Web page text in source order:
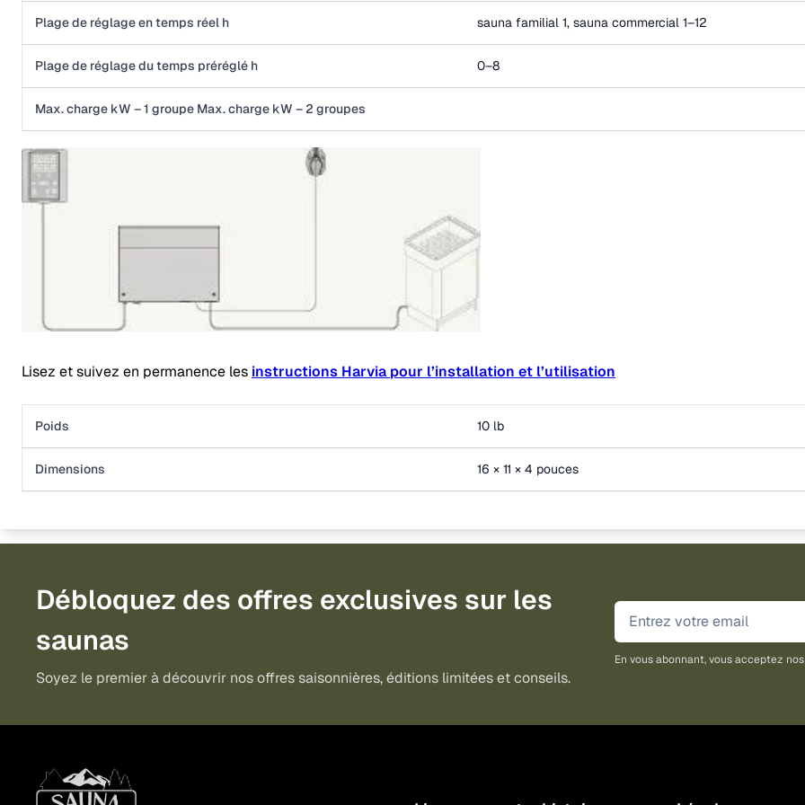
Plage de réglage en temps réel h sauna familial 1, sauna commercial 1–12
Plage de réglage du temps préréglé h 0–8
Max. charge kW – 1 groupe Max. charge kW – 2 groupes
Lisez et suivez en permanence les instructions Harvia pour l’installation et l’utilisation
Poids 10 lb
Dimensions 16 × 11 × 4 pouces
Débloquez des offres exclusives sur les
saunas
Soyez le premier à découvrir nos offres saisonnières, éditions limitées et conseils.
En vous abonnant, vous acceptez